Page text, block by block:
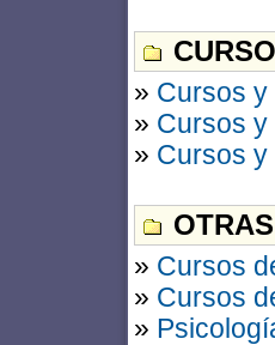
» Cursos y
» Cursos y
» Cursos y
» Cursos
» Cursos
»